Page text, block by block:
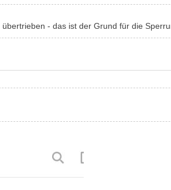
- das ist der Grund für die